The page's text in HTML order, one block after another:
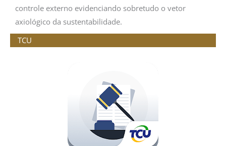
controle externo evidenciando sobretudo o vetor
axiológico da sustentabilidade.
TCU